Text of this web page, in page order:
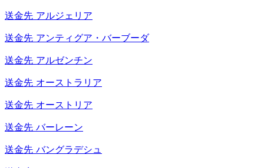
送金先 アルジェリア
送金先 アンティグア・バーブーダ
送金先 アルゼンチン
送金先 オーストラリア
送金先 オーストリア
送金先 バーレーン
送金先 バングラデシュ